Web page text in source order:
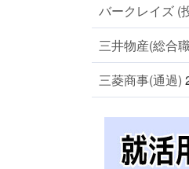
バークレイズ (
三井物産(総合
三菱商事(通過)